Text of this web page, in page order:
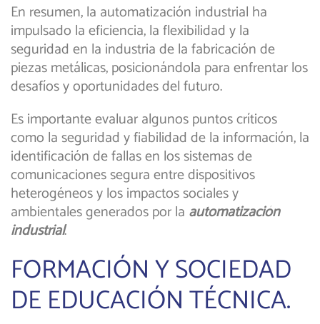
En resumen, la automatización industrial ha
impulsado la eficiencia, la flexibilidad y la
seguridad en la industria de la fabricación de
piezas metálicas, posicionándola para enfrentar los
desafíos y oportunidades del futuro.
Es importante evaluar algunos puntos críticos
como la seguridad y fiabilidad de la información, la
identificación de fallas en los sistemas de
comunicaciones segura entre dispositivos
heterogéneos y los impactos sociales y
ambientales generados por la automatización
industrial.
FORMACIÓN Y SOCIEDAD
DE EDUCACIÓN TÉCNICA.